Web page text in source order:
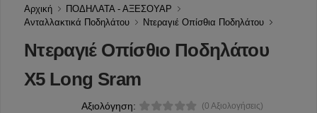
Αρχική
ΠΟΔΗΛΑΤΑ - ΑΞΕΣΟΥΑΡ
Ανταλλακτικά Ποδηλάτου
Ντεραγιέ Οπίσθια Ποδηλάτου
Ντεραγιέ Οπίσθιο Ποδηλάτου
X5 Long Sram
Αξιολόγηση: (0 Αξιολογήσεις)